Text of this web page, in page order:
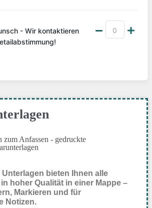
- Wir kontaktieren
zum Anfassen - gedruckte
bieten Ihnen alle
hoher Qualität in einer Mappe –
Markieren und für
Notizen.